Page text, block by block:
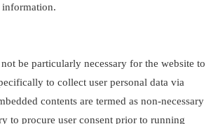
information.
be particularly necessary for the website to
to collect user personal data via
contents are termed as non-necessary
to procure user consent prior to running